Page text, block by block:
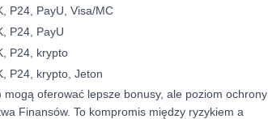
P24, PayU, Visa/MC
P24, PayU
P24, krypto
P24, krypto, Jeton
oferować lepsze bonusy, ale poziom ochrony
Finansów. To kompromis między ryzykiem a